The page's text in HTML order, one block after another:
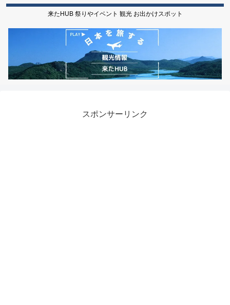
来たHUB 祭りやイベント 観光 お出かけスポット
スポンサーリンク